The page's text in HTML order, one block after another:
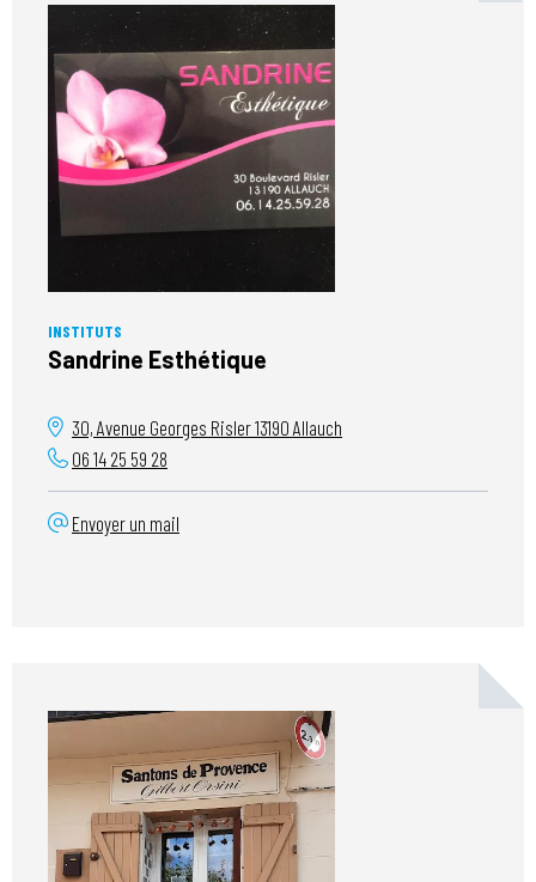
INSTITUTS
Sandrine Esthétique
30, Avenue Georges Risler13190 Allauch
06 14 25 59 28
Envoyer un mail